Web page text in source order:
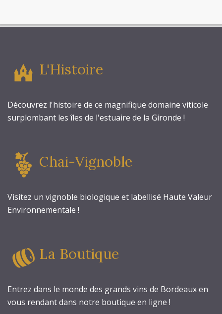
L'Histoire
Découvrez l'histoire de ce magnifique domaine viticole
surplombant les îles de l'estuaire de la Gironde !
Chai-Vignoble
Visitez un vignoble biologique et labellisé Haute Valeur
Environnementale !
La Boutique
Entrez dans le monde des grands vins de Bordeaux en
vous rendant dans notre boutique en ligne !